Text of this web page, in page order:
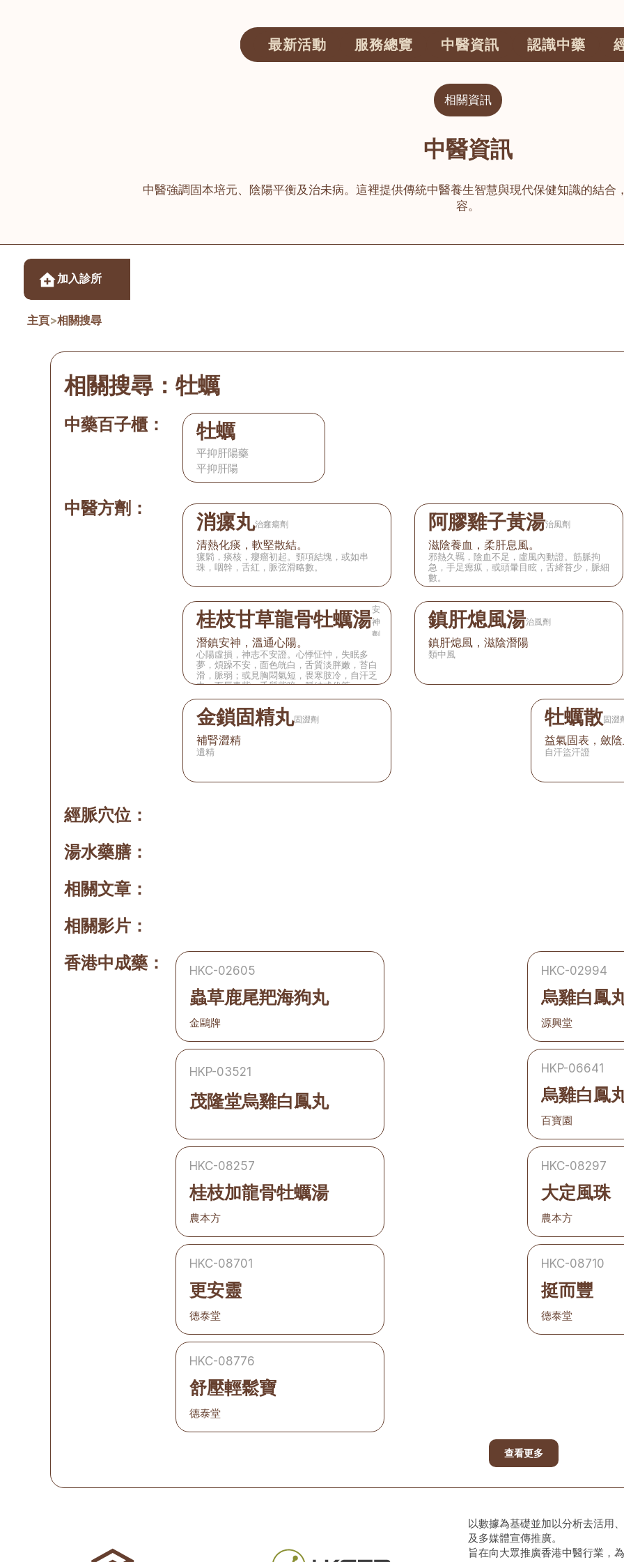
最新活動 服務總覽 中醫資訊 認識中藥
相關資訊
中醫資訊
中醫強調固本培元、陰陽平衡及治未病。這裡提供傳統中醫養生智慧與現代保健知識的結合
容。
加入診所
主頁>相關搜尋
相關搜尋： 牡蠣
中藥百子櫃： 牡蠣
平抑肝陽藥
平抑肝陽
中醫方劑：
消瘰丸治癰瘍劑
清熱化痰，軟堅散結。
瘰鬁，痰核，癭瘤初起。頸項結塊，或如串
珠，咽幹，舌紅，脈弦滑略數。
阿膠雞子黃湯治風劑
滋陰養血，柔肝息風。
邪熱久羈，陰血不足，虛風內動證。筋脈拘
急，手足瘛疭，或頭暈目眩，舌絳苔少，脈細
數。
桂枝甘草龍骨牡蠣湯安
神
劑
潛鎮安神，溫通心陽。
心陽虛損，神志不安證。心悸怔忡，失眠多
夢，煩躁不安，面色㿠白，舌質淡胖嫩，苔白
滑，脈弱；或見胸悶氣短，畏寒肢冷，自汗乏
力，面唇青紫，舌質紫暗，脈結或代等。
鎮肝熄風湯治風劑
鎮肝熄風，滋陰潛陽
類中風
金鎖固精丸固澀劑
補腎澀精
遺精
牡蠣散固澀
益氣固表，斂
自汗盜汗證
經脈穴位：
湯水藥膳：
相關文章：
相關影片：
香港中成藥：
HKC-02605
蟲草鹿尾羓海狗丸
金鷗牌
HKC-02994
烏雞白鳳
源興堂
HKP-03521
茂隆堂烏雞白鳳丸
HKP-06641
烏雞白鳳
百寶園
HKC-08257
桂枝加龍骨牡蠣湯
農本方
HKC-08297
大定風珠
農本方
HKC-08701
更安靈
德泰堂
HKC-08710
挺而豐
德泰堂
HKC-08776
舒壓輕鬆寶
德泰堂
查看更多
以數據為基礎並加以分析去活用
及多媒體宣傳推廣。
旨在向大眾推廣香港中醫行業，